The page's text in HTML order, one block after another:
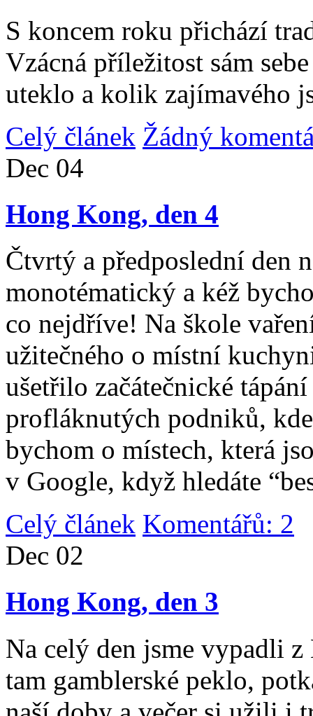
S koncem roku přichází
Vzácná příležitost sám
uteklo a kolik zajímavého
Celý článek Žádný
Dec 04
Hong Kong, den 4
Čtvrtý a předposlední den
monotématický a kéž
co nejdříve! Na škole
užitečného o místní
ušetřilo začátečnické
profláknutých podniků,
bychom o místech, která
v Google, když hledáte
Celý článek Komentářů: 2
Dec 02
Hong Kong, den 3
Na celý den jsme vypadli
tam gamblerské peklo,